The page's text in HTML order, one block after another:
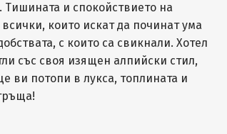
Тишината и спокойствието на
които искат да починат ума
с които са свикнали. Хотел
със своя изящен алпийски стил,
ви потопи в лукса, топлината и